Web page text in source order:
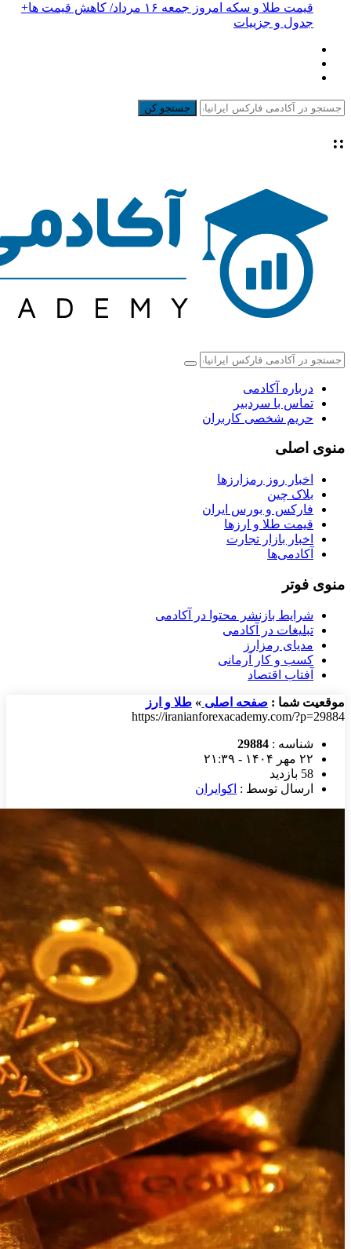
قیمت طلا و سکه امروز جمعه ۱۶ مرداد/ کاهش قیمت ها+
جدول و جزییات
جستجو کن
::
درباره آکادمی
تماس با سردبیر
حریم شخصی کاربران
منوی اصلی
اخبار روز رمزارزها
بلاک چین
فارکس و بورس ایران
قیمت طلا و ارزها
اخبار بازار تجارت
آکادمی‌ها
منوی فوتر
شرایط بازنشر محتوا در آکادمی
تبلیغات در آکادمی
مدیای رمزارز
کسب و کار آرمانی
آفتاب اقتصاد
موقعیت شما : صفحه اصلی » طلا و ارز
https://iranianforexacademy.com/?p=29884
شناسه : 29884
۲۲ مهر ۱۴۰۴ - ۲۱:۳۹
58 بازدید
ارسال توسط : اکوایران